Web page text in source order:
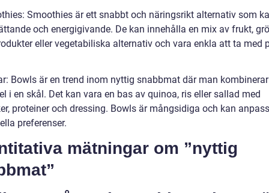
Smoothies är ett snabbt och näringsrikt alternativ som
och energigivande. De kan innehålla en mix av frukt,
eller vegetabiliska alternativ och vara enkla att ta med
Bowls är en trend inom nyttig snabbmat där man
i en skål. Det kan vara en bas av quinoa, ris eller sallad med
proteiner och dressing. Bowls är mångsidiga och kan
preferenser.
mätningar om ”nyttig